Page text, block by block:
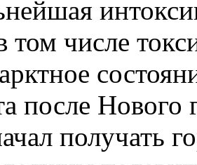
том числе
Нового
получать